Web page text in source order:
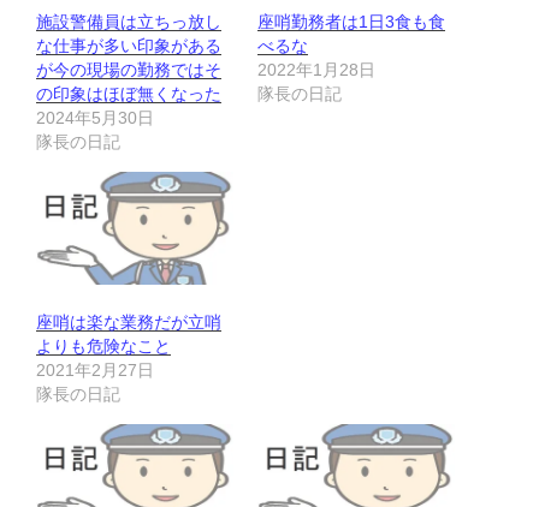
施設警備員は立ちっ放し
な仕事が多い印象がある
が今の現場の勤務ではそ
の印象はほぼ無くなった
2024年5月30日
隊長の日記
座哨勤務者は1日3食も食
べるな
2022年1月28日
隊長の日記
座哨は楽な業務だが立哨
よりも危険なこと
2021年2月27日
隊長の日記